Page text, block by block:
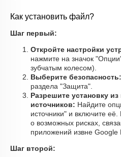
Как установить файл?
Шаг первый:
Откройте настройки
нажмите на значок
зубчатым колесом).
Выберите безопасность:
раздела "Защита".
Разрешите установку
источников: Найдите
источники" и включите
о возможных рисках,
приложений извне Google
Шаг второй: